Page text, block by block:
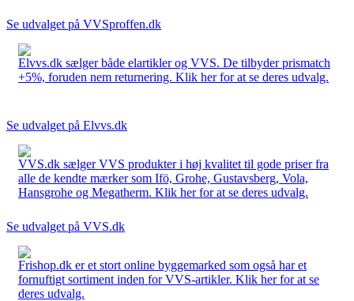
Se udvalget på VVSproffen.dk
Elvvs.dk sælger både elartikler og VVS. De tilbyder prismatch
+5%, foruden nem returnering. Klik her for at se deres udvalg.
Se udvalget på Elvvs.dk
VVS.dk sælger VVS produkter i høj kvalitet til gode priser fra
alle de kendte mærker som Ifö, Grohe, Gustavsberg, Vola,
Hansgrohe og Megatherm. Klik her for at se deres udvalg.
Se udvalget på VVS.dk
Frishop.dk er et stort online byggemarked som også har et
fornuftigt sortiment inden for VVS-artikler. Klik her for at se
deres udvalg.